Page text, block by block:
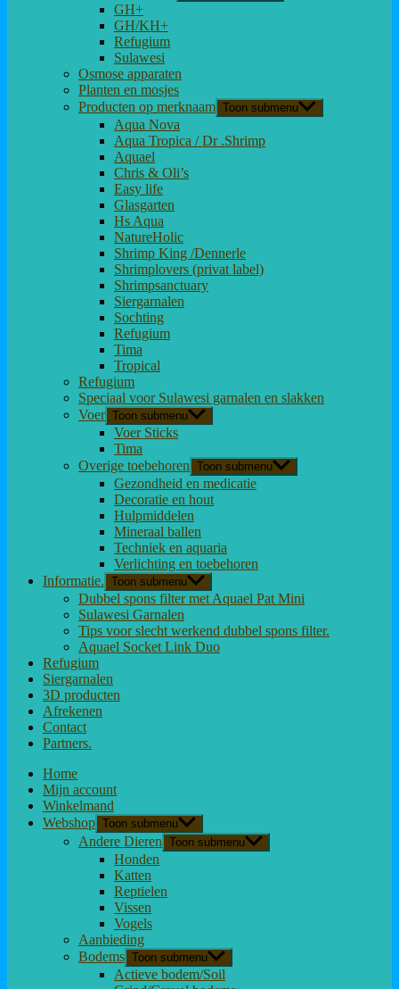
GH+
GH/KH+
Refugium
Sulawesi
Osmose apparaten
Planten en mosjes
Producten op merknaam Toon submenu
Aqua Nova
Aqua Tropica / Dr .Shrimp
Aquael
Chris & Oli’s
Easy life
Glasgarten
Hs Aqua
NatureHolic
Shrimp King /Dennerle
Shrimplovers (privat label)
Shrimpsanctuary
Siergarnalen
Sochting
Refugium
Tima
Tropical
Refugium
Speciaal voor Sulawesi garnalen en slakken
Voer Toon submenu
Voer Sticks
Tima
Overige toebehoren Toon submenu
Gezondheid en medicatie
Decoratie en hout
Hulpmiddelen
Mineraal ballen
Techniek en aquaria
Verlichting en toebehoren
Informatie. Toon submenu
Dubbel spons filter met Aquael Pat Mini
Sulawesi Garnalen
Tips voor slecht werkend dubbel spons filter.
Aquael Socket Link Duo
Refugium
Siergarnalen
3D producten
Afrekenen
Contact
Partners.
Home
Mijn account
Winkelmand
Webshop Toon submenu
Andere Dieren Toon submenu
Honden
Katten
Reptielen
Vissen
Vogels
Aanbieding
Bodems Toon submenu
Actieve bodem/Soil